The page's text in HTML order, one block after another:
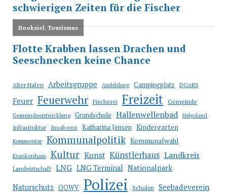
Alter Hafen Arbeitsgruppe Ausbildung Campingplatz DGzRS
Feuer Feuerwehr Fischerei Freizeit Gemeinde
Gemeindeentwicklung Grundschule Hallenwellenbad Helgoland
Infrastruktur Insolvenz Katharina Jensen Kindergarten
Kommentar Kommunalpolitik Kommunalwahl
Krankenhaus Kultur Kunst Künstlerhaus Landkreis
Landwirtschaft LNG LNG Terminal Nationalpark
Naturschutz OOWV Polizei Schulen Seebadeverein